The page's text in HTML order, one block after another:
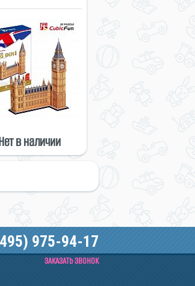
в наличии
975-94-17
ЗАКАЗАТЬ ЗВОНОК